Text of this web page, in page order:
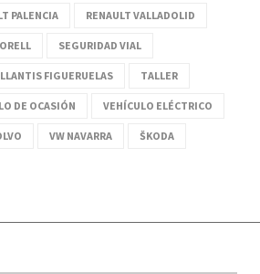
PALENCIA RENAULT VALLADOLID
SEGURIDAD VIAL
FIGUERUELAS TALLER
DE OCASIÓN VEHÍCULO ELÉCTRICO
VW NAVARRA ŠKODA